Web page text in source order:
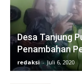
Desa Tanjung
Penambahan
redaksi - Juli 6, 2020